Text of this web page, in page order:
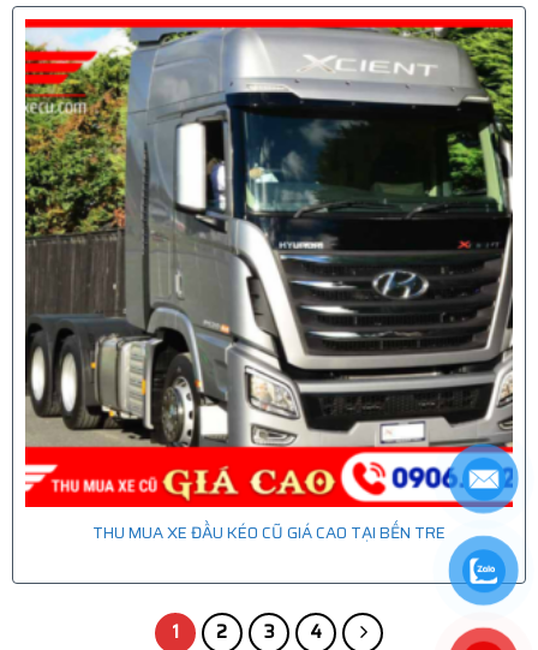
THU MUA XE ĐẦU KÉO CŨ GIÁ CAO TẠI BẾN TRE
1 2 3 4